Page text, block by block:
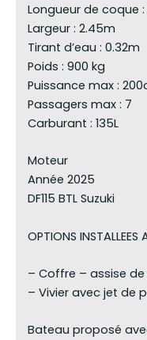
Longueur de coque
Largeur : 2.45m
Tirant d’eau : 0.32m
Poids : 900 kg
Puissance max :
Passagers max : 7
Carburant : 135L
Moteur
Année 2025
DF115 BTL Suzuki
OPTIONS INSTALLEES
– Coffre – assise
– Vivier avec jet de
Bateau proposé